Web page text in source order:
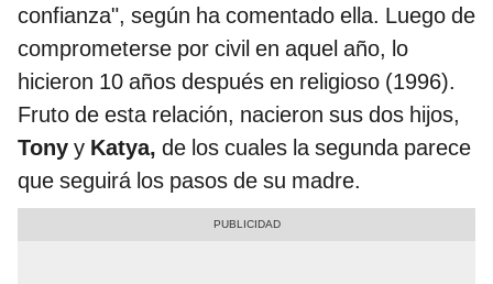
confianza", según ha comentado ella. Luego de
comprometerse por civil en aquel año, lo
hicieron 10 años después en religioso (1996).
Fruto de esta relación, nacieron sus dos hijos,
Tony y Katya, de los cuales la segunda parece
que seguirá los pasos de su madre.